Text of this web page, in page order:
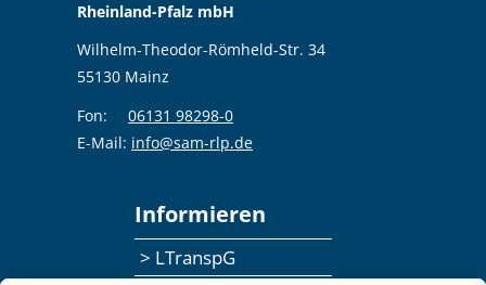
Rheinland-Pfalz mbH
Wilhelm-Theodor-Römheld-Str. 34
55130 Mainz
Fon:
06131 98298-0
E-Mail: info@sam-rlp.de
Informieren
> LTranspG